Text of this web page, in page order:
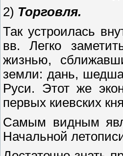
2) Торговля.
Так устроилась
вв. Легко
жизнью,
земли: дань,
Руси. Этот же
первых киевских
Самым видным
Начальной